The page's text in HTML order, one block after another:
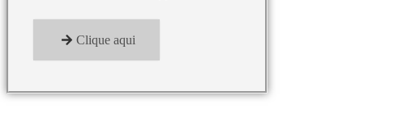
Clique aqui